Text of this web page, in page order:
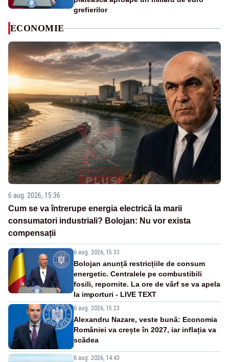
grefierilor
ECONOMIE
6 aug. 2026, 15:36
Cum se va întrerupe energia electrică la marii
consumatori industriali? Bolojan: Nu vor exista
compensații
6 aug. 2026, 15:33
Bolojan anunță restricțiile de consum
energetic. Centralele pe combustibili
fosili, repornite. La ore de vârf se va apela
la importuri - LIVE TEXT
6 aug. 2026, 15:23
Alexandru Nazare, veste bună: Economia
României va crește în 2027, iar inflația va
scădea
6 aug. 2026, 14:43